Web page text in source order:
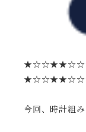
今回、時計組